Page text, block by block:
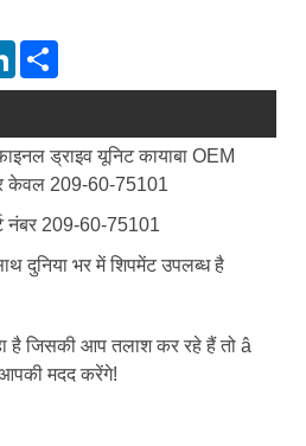
LinkedIn
ड्राइव यूनिट कायाबा OEM
केवल 209-60-75101
नंबर 209-60-75101
दुनिया भर में शिपमेंट उपलब्ध है
है जिसकी आप तलाश कर रहे हैं तो â
मदद करेंगे!